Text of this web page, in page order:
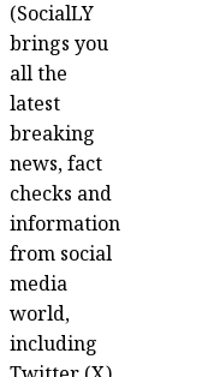
(SocialLY
brings you
all the
latest
breaking
news, fact
checks and
information
from social
media
world,
including